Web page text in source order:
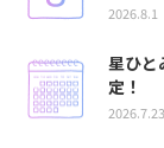
2026.8.1
星ひと
定！
2026.7.23